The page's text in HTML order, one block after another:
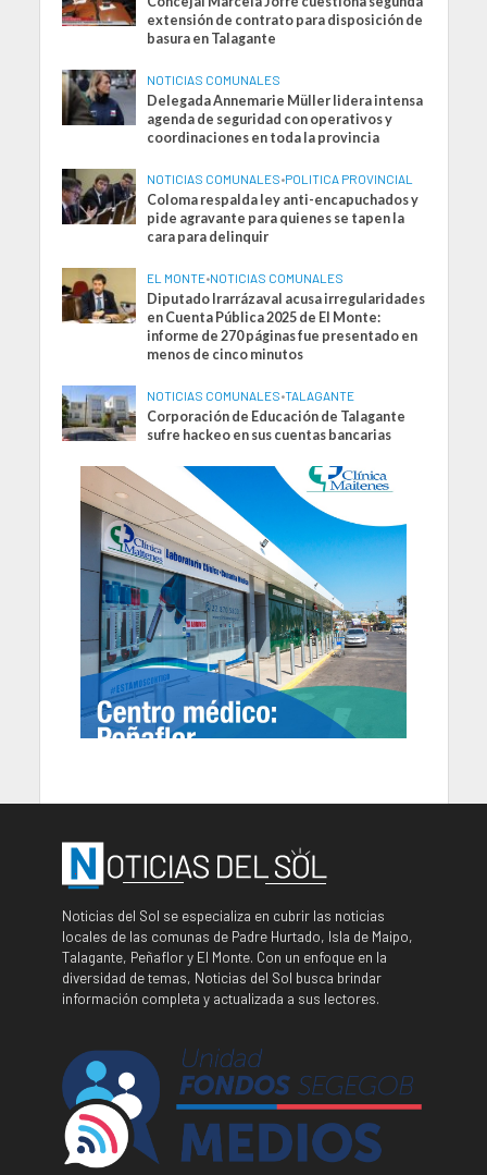
extensión de contrato para disposición de
basura en Talagante
NOTICIAS COMUNALES
Delegada Annemarie Müller lidera intensa
agenda de seguridad con operativos y
coordinaciones en toda la provincia
NOTICIAS COMUNALES•POLITICA PROVINCIAL
Coloma respalda ley anti-encapuchados y
pide agravante para quienes se tapen la
cara para delinquir
EL MONTE•NOTICIAS COMUNALES
Diputado Irarrázaval acusa irregularidades
en Cuenta Pública 2025 de El Monte:
informe de 270 páginas fue presentado en
menos de cinco minutos
NOTICIAS COMUNALES•TALAGANTE
Corporación de Educación de Talagante
sufre hackeo en sus cuentas bancarias
Noticias del Sol se especializa en cubrir las noticias
locales de las comunas de Padre Hurtado, Isla de Maipo,
Talagante, Peñaflor y El Monte. Con un enfoque en la
diversidad de temas, Noticias del Sol busca brindar
información completa y actualizada a sus lectores.